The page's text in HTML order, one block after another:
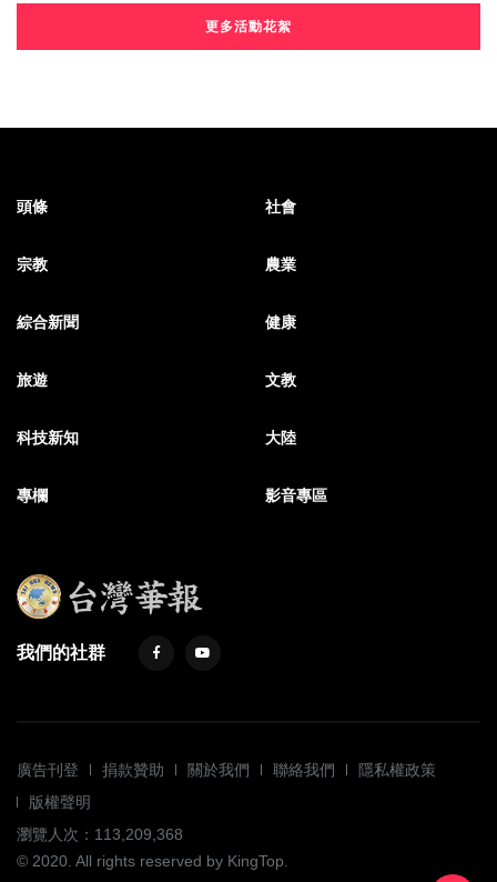
更多活動花絮
頭條 社會
宗教 農業
綜合新聞 健康
旅遊 文教
科技新知 大陸
專欄 影音專區
我們的社群
廣告刊登 捐款贊助 關於我們 聯絡我們
隱私權政策
版權聲明
瀏覽人次：113,209,368
© 2020. All rights reserved by KingTop.